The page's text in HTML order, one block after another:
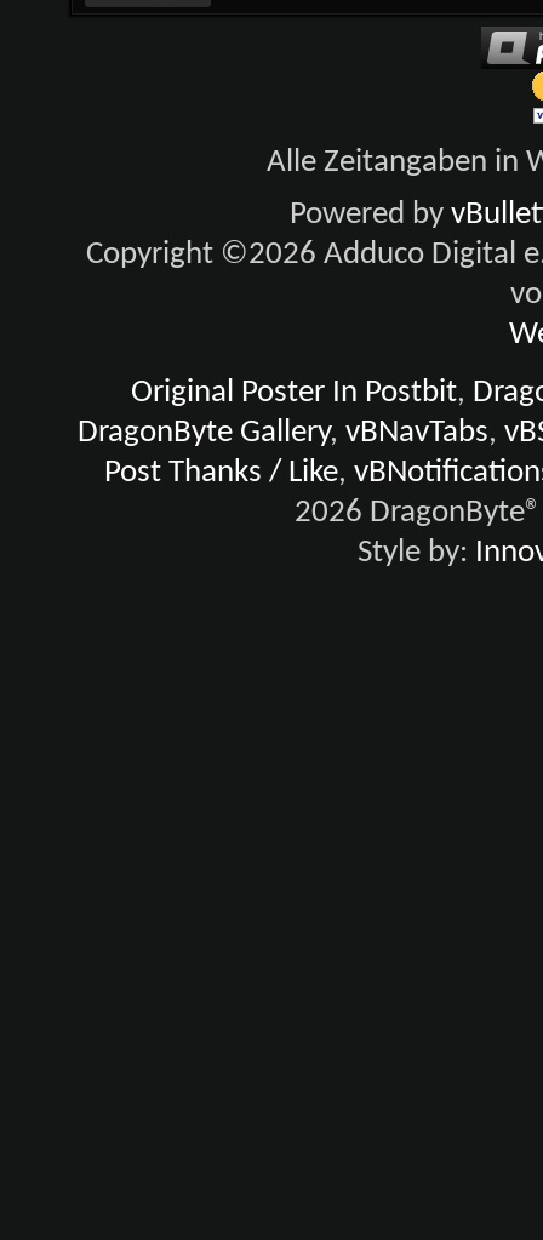
Alle Zeitangaben in
Powered by
Copyright ©2026 Adduco Digital
Original Poster In Postbit,
DragonByte Gallery,vBNavTabs,
Post Thanks / Like,
2026
Style by: